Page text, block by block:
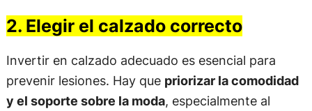
2. Elegir el calzado correcto
Invertir en calzado adecuado es esencial para
prevenir lesiones. Hay que priorizar la comodidad
y el soporte sobre la moda, especialmente al